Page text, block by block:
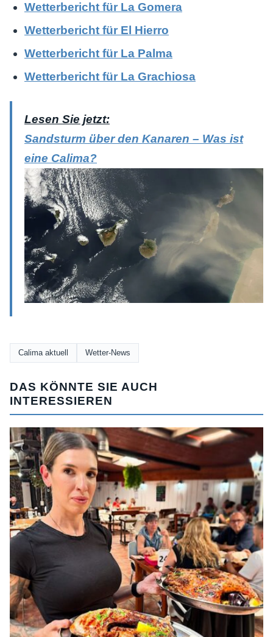
Wetterbericht für La Gomera
Wetterbericht für El Hierro
Wetterbericht für La Palma
Wetterbericht für La Grachiosa
Lesen Sie jetzt:
Sandsturm über den Kanaren – Was ist
eine Calima?
Calima aktuell Wetter-News
DAS KÖNNTE SIE AUCH
INTERESSIEREN